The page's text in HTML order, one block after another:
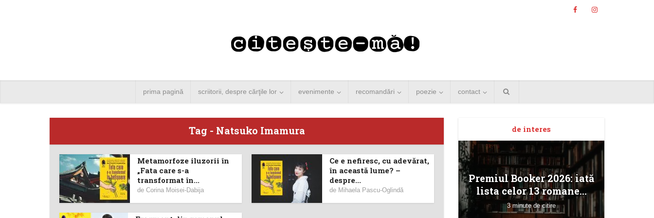
prima pagină scriitorii, despre cărţile lor evenimente recomandări poezie contact
Tag - Natsuko Imamura
Metamorfoze iluzorii în
„Fata care s-a
transformat în...
de Corina Moisei-Dabija
Ce e nefiresc, cu adevărat,
în această lume? –
despre...
de Mihaela Pascu-Oglindă
de interes
Angela Merkel vine la
București. Lansare de
carte şi...
4 minute de citire
Concurs de reportaj
literar pentru noile
generații...
Premiul Booker 2026: iată
lista celor 13 romane...
3 minute de citire